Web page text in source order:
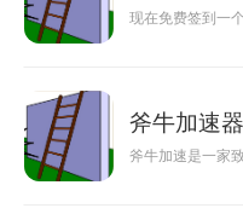
现在免费签到一
斧牛加速
斧牛加速是一家